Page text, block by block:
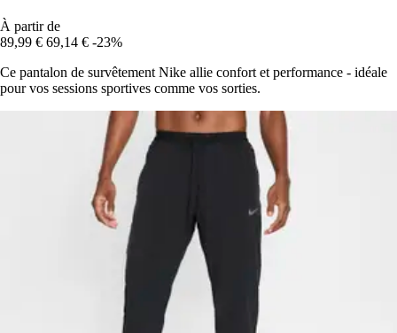
À partir de
89,99 € 69,14 € -23%
Ce pantalon de survêtement Nike allie confort et performance - idéale
pour vos sessions sportives comme vos sorties.